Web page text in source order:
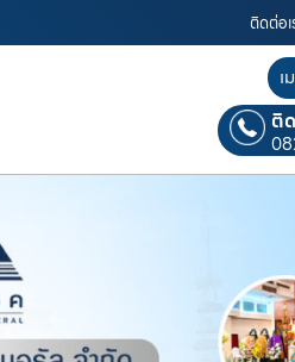
ติดต่อเ
เ
ติ